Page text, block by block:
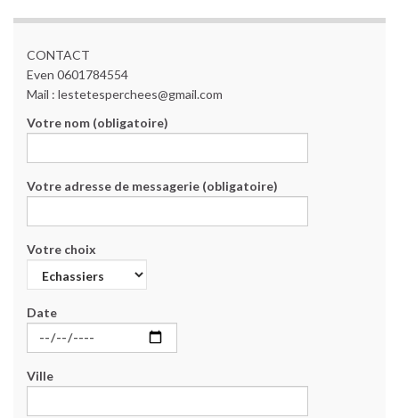
CONTACT
Even 0601784554
Mail : lestetesperchees@gmail.com
Votre nom (obligatoire)
Votre adresse de messagerie (obligatoire)
Votre choix
Date
Ville